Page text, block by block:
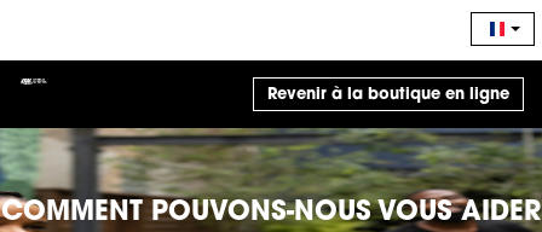
Revenir à la boutique en ligne
COMMENT POUVONS-NOUS VOUS AIDER